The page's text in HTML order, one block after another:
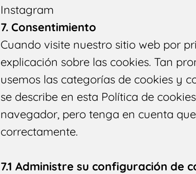
Instagram
7. Consentimiento
Cuando visite nuestro sitio web por
explicación sobre las cookies. Tan
usemos las categorías de cookies y
se describe en esta Política de
navegador, pero tenga en cuenta
correctamente.
7.1 Administre su configuración de